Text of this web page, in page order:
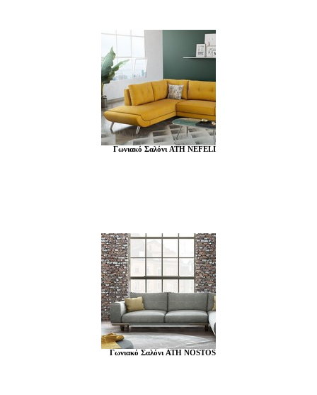
Γωνιακό Σαλόνι ATH NEFELI
Γωνιακό Σαλόνι ATH NOSTOS